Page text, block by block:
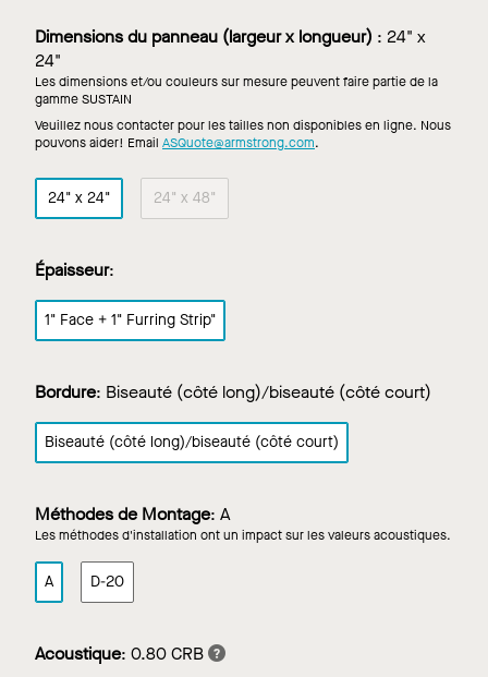
Dimensions du panneau (largeur x longueur) : 24" x
24"
Les dimensions et/ou couleurs sur mesure peuvent faire partie de la
gamme SUSTAIN
Veuillez nous contacter pour les tailles non disponibles en ligne. Nous
pouvons aider! Email ASQuote@armstrong.com.
24" x 24" 24" x 48"
Épaisseur:
1" Face + 1" Furring Strip"
Bordure: Biseauté (côté long)/biseauté (côté court)
Biseauté (côté long)/biseauté (côté court)
Méthodes de Montage: A
Les méthodes d'installation ont un impact sur les valeurs acoustiques.
A D-20
Acoustique: 0.80 CRB